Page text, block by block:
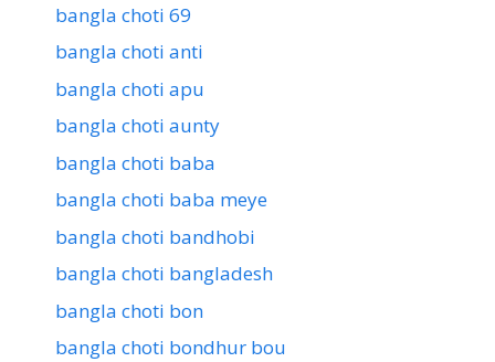
bangla choti 69
bangla choti anti
bangla choti apu
bangla choti aunty
bangla choti baba
bangla choti baba meye
bangla choti bandhobi
bangla choti bangladesh
bangla choti bon
bangla choti bondhur bou